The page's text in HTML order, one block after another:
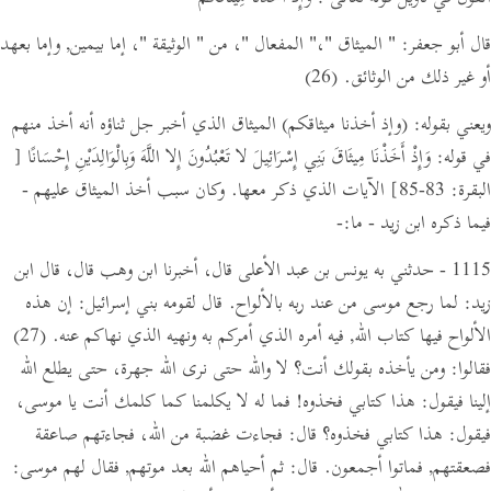
قال أبو جعفر: " الميثاق "،" المفعال "، من " الوثيقة "، إما بيمين, وإما بعهد
أو غير ذلك من الوثائق. (26)
ويعني بقوله: (وإذ أخذنا ميثاقكم) الميثاق الذي أخبر جل ثناؤه أنه أخذ منهم
في قوله: وَإِذْ أَخَذْنَا مِيثَاقَ بَنِي إِسْرَائِيلَ لا تَعْبُدُونَ إِلا اللَّهَ وَبِالْوَالِدَيْنِ إِحْسَانًا [
البقرة: 83-85]
الآيات الذي ذكر معها. وكان سبب أخذ الميثاق عليهم -
فيما ذكره ابن زيد - ما:-
1115 - حدثني به يونس بن عبد الأعلى قال، أخبرنا ابن وهب قال،
قال ابن
زيد: لما رجع موسى من عند ربه بالألواح. قال لقومه بني إسرائيل: إن هذه
الألواح فيها كتاب الله, فيه أمره الذي أمركم به ونهيه الذي نهاكم عنه. (27)
فقالوا: ومن يأخذه بقولك أنت؟ لا والله حتى نرى الله جهرة، حتى يطلع الله
إلينا فيقول: هذا كتابي فخذوه! فما له لا يكلمنا كما كلمك أنت يا موسى،
فيقول: هذا كتابي فخذوه؟ قال: فجاءت غضبة من الله، فجاءتهم صاعقة
فصعقتهم, فماتوا أجمعون. قال: ثم أحياهم الله بعد موتهم, فقال لهم موسى: